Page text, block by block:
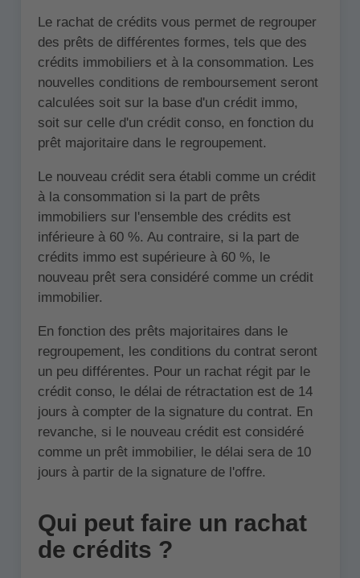
Le rachat de crédits vous permet de regrouper
des prêts de différentes formes, tels que des
crédits immobiliers et à la consommation. Les
nouvelles conditions de remboursement seront
calculées soit sur la base d'un crédit immo,
soit sur celle d'un crédit conso, en fonction du
prêt majoritaire dans le regroupement.
Le nouveau crédit sera établi comme un crédit
à la consommation si la part de prêts
immobiliers sur l'ensemble des crédits est
inférieure à 60 %. Au contraire, si la part de
crédits immo est supérieure à 60 %, le
nouveau prêt sera considéré comme un crédit
immobilier.
En fonction des prêts majoritaires dans le
regroupement, les conditions du contrat seront
un peu différentes. Pour un rachat régit par le
crédit conso, le délai de rétractation est de 14
jours à compter de la signature du contrat. En
revanche, si le nouveau crédit est considéré
comme un prêt immobilier, le délai sera de 10
jours à partir de la signature de l'offre.
Qui peut faire un rachat
de crédits ?